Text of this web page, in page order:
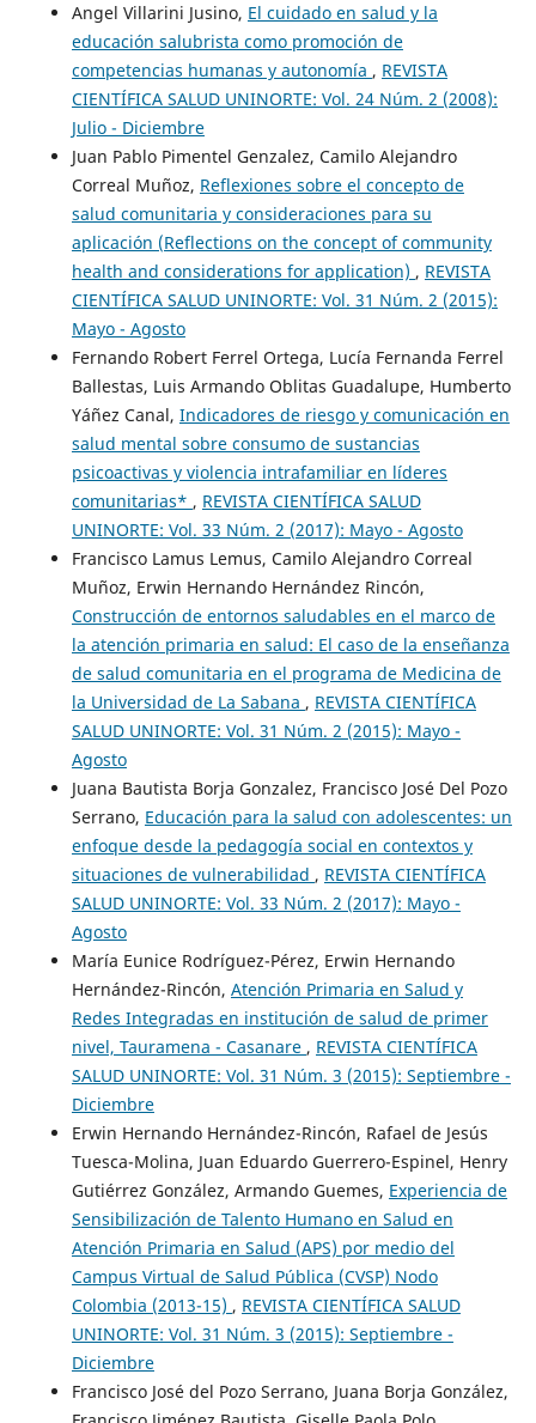
Angel Villarini Jusino, El cuidado en salud y la
educación salubrista como promoción de
competencias humanas y autonomía , REVISTA
CIENTÍFICA SALUD UNINORTE: Vol. 24 Núm. 2 (2008):
Julio - Diciembre
Juan Pablo Pimentel Genzalez, Camilo Alejandro
Correal Muñoz, Reflexiones sobre el concepto de
salud comunitaria y consideraciones para su
aplicación (Reflections on the concept of community
health and considerations for application) , REVISTA
CIENTÍFICA SALUD UNINORTE: Vol. 31 Núm. 2 (2015):
Mayo - Agosto
Fernando Robert Ferrel Ortega, Lucía Fernanda Ferrel
Ballestas, Luis Armando Oblitas Guadalupe, Humberto
Yáñez Canal, Indicadores de riesgo y comunicación en
salud mental sobre consumo de sustancias
psicoactivas y violencia intrafamiliar en líderes
comunitarias* , REVISTA CIENTÍFICA SALUD
UNINORTE: Vol. 33 Núm. 2 (2017): Mayo - Agosto
Francisco Lamus Lemus, Camilo Alejandro Correal
Muñoz, Erwin Hernando Hernández Rincón,
Construcción de entornos saludables en el marco de
la atención primaria en salud: El caso de la enseñanza
de salud comunitaria en el programa de Medicina de
la Universidad de La Sabana , REVISTA CIENTÍFICA
SALUD UNINORTE: Vol. 31 Núm. 2 (2015): Mayo -
Agosto
Juana Bautista Borja Gonzalez, Francisco José Del Pozo
Serrano, Educación para la salud con adolescentes: un
enfoque desde la pedagogía social en contextos y
situaciones de vulnerabilidad , REVISTA CIENTÍFICA
SALUD UNINORTE: Vol. 33 Núm. 2 (2017): Mayo -
Agosto
María Eunice Rodríguez-Pérez, Erwin Hernando
Hernández-Rincón, Atención Primaria en Salud y
Redes Integradas en institución de salud de primer
nivel, Tauramena - Casanare , REVISTA CIENTÍFICA
SALUD UNINORTE: Vol. 31 Núm. 3 (2015): Septiembre -
Diciembre
Erwin Hernando Hernández-Rincón, Rafael de Jesús
Tuesca-Molina, Juan Eduardo Guerrero-Espinel, Henry
Gutiérrez González, Armando Guemes, Experiencia de
Sensibilización de Talento Humano en Salud en
Atención Primaria en Salud (APS) por medio del
Campus Virtual de Salud Pública (CVSP) Nodo
Colombia (2013-15) , REVISTA CIENTÍFICA SALUD
UNINORTE: Vol. 31 Núm. 3 (2015): Septiembre -
Diciembre
Francisco José del Pozo Serrano, Juana Borja González,